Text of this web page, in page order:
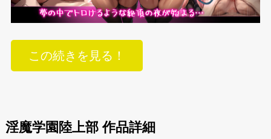
この続きを見る！
淫魔学園陸上部 作品詳細